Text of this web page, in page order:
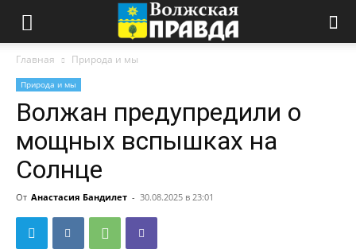
Главная Природа и мы
Природа и мы
Волжан предупредили о
мощных вспышках на
Солнце
От Анастасия Бандилет - 30.08.2025 в 23:01